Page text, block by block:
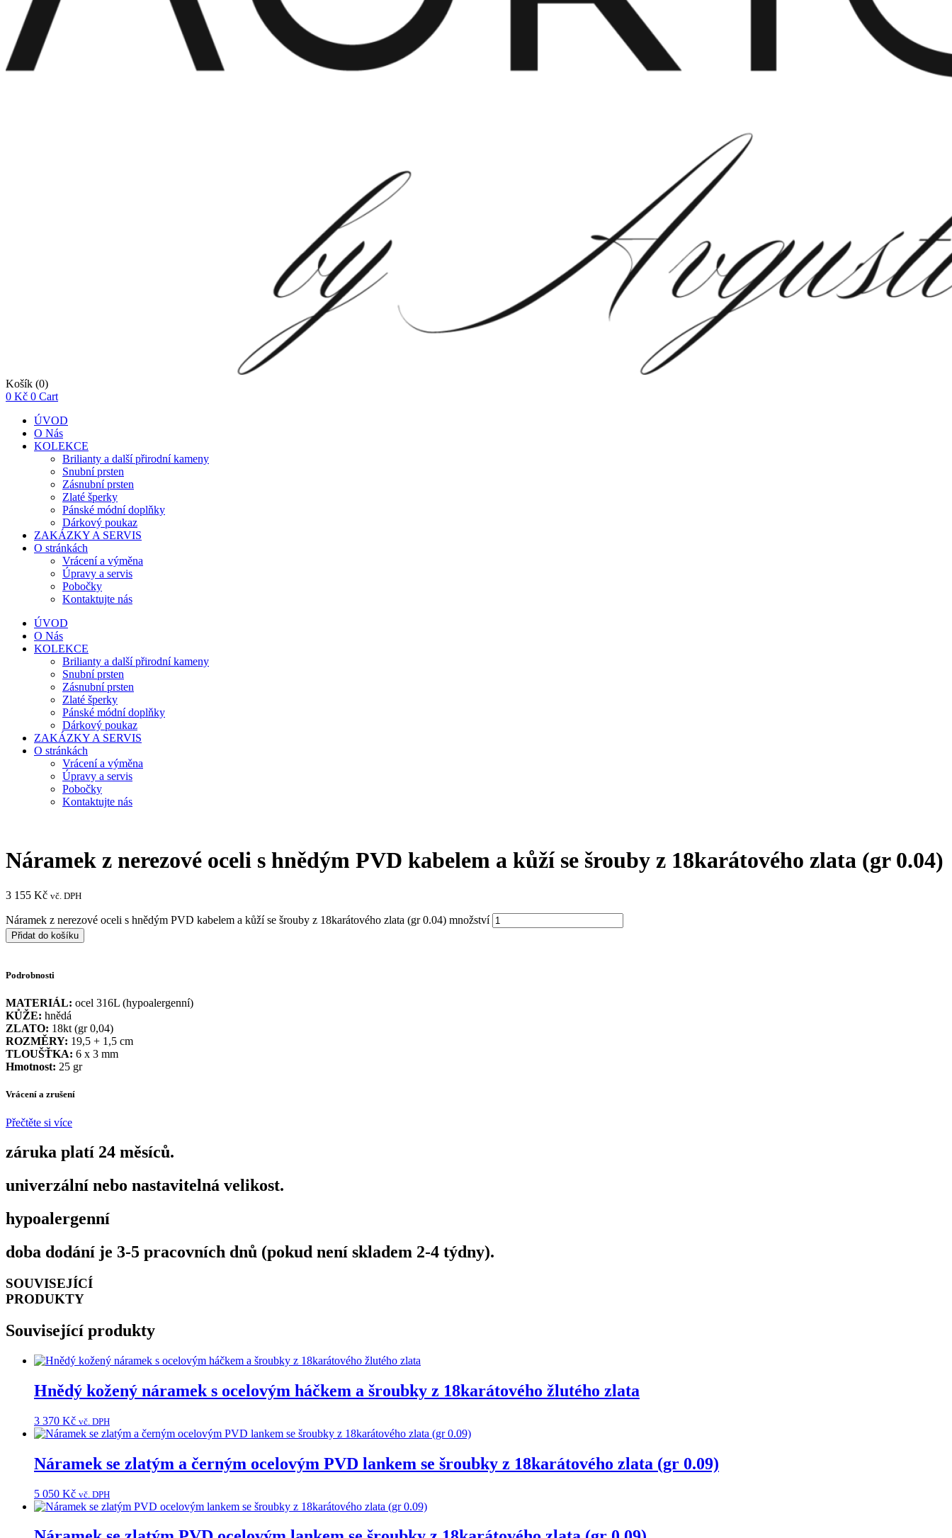
Košík (0)
0 Kč 0 Cart
ÚVOD
O Nás
KOLEKCE
Brilianty a další přirodní kameny
Snubní prsten
Zásnubní prsten
Zlaté šperky
Pánské módní doplňky
Dárkový poukaz
ZAKÁZKY A SERVIS
O stránkách
Vrácení a výměna
Úpravy a servis
Pobočky
Kontaktujte nás
ÚVOD
O Nás
KOLEKCE
Brilianty a další přirodní kameny
Snubní prsten
Zásnubní prsten
Zlaté šperky
Pánské módní doplňky
Dárkový poukaz
ZAKÁZKY A SERVIS
O stránkách
Vrácení a výměna
Úpravy a servis
Pobočky
Kontaktujte nás
Náramek z nerezové oceli s hnědým PVD kabelem a kůží se šrouby z 18karátového zlata (gr 0.04)
3 155 Kč vč. DPH
Náramek z nerezové oceli s hnědým PVD kabelem a kůží se šrouby z 18karátového zlata (gr 0.04) množství
Přidat do košíku
Podrobnosti
MATERIÁL: ocel 316L (hypoalergenní)
KŮŽE: hnědá
ZLATO: 18kt (gr 0,04)
ROZMĚRY: 19,5 + 1,5 cm
TLOUŠŤKA: 6 x 3 mm
Hmotnost: 25 gr
Vrácení a zrušení
Přečtěte si více
záruka platí 24 měsíců.
univerzální nebo nastavitelná velikost.
hypoalergenní
doba dodání je 3-5 pracovních dnů (pokud není skladem 2-4 týdny).
SOUVISEJÍCÍ
PRODUKTY
Související produkty
Hnědý kožený náramek s ocelovým háčkem a šroubky z 18karátového žlutého zlata
3 370 Kč vč. DPH
Náramek se zlatým a černým ocelovým PVD lankem se šroubky z 18karátového zlata (gr 0.09)
5 050 Kč vč. DPH